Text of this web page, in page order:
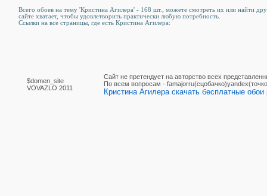
Всего обоев на тему 'Кристина Агилера' - 168 шт., можете смотреть их или найти
сайте хватает, чтобы удовлетворить практически любую потребность.
Ссылки на все страницы, где есть Кристина Агилера:
$domen_site
VOVAZLO 2011
Сайт не претендует на авторство всех
По вcем вопросам -
Кристина Агилера скачать бесплатные обои